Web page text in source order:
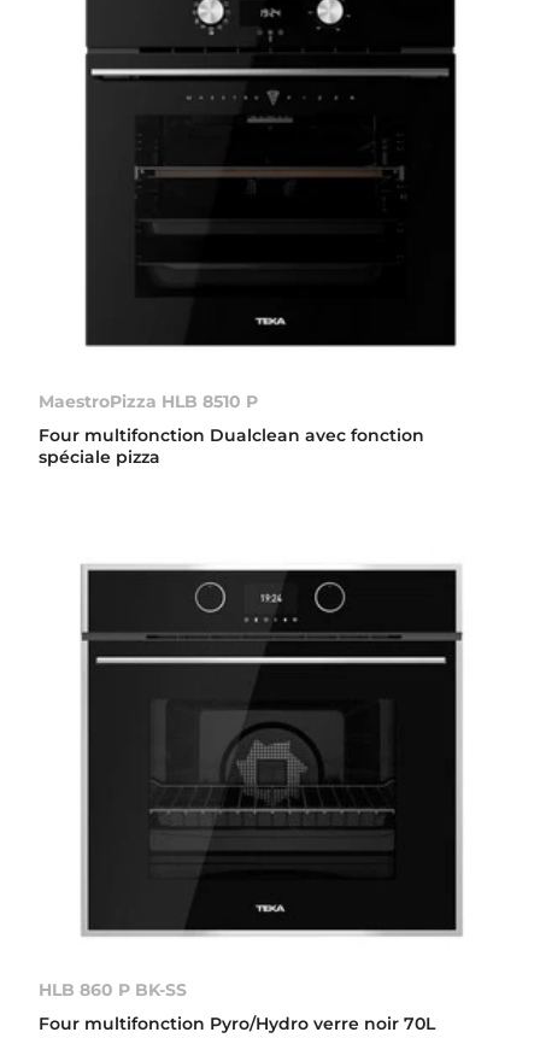
MaestroPizza HLB 8510 P
Four multifonction Dualclean avec fonction
spéciale pizza
HLB 860 P BK-SS
Four multifonction Pyro/Hydro verre noir 70L